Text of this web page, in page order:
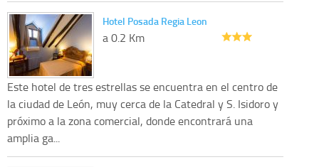
Hotel Posada Regia Leon
a 0.2 Km
Este hotel de tres estrellas se encuentra en el centro de
la ciudad de León, muy cerca de la Catedral y S. Isidoro y
próximo a la zona comercial, donde encontrará una
amplia ga...